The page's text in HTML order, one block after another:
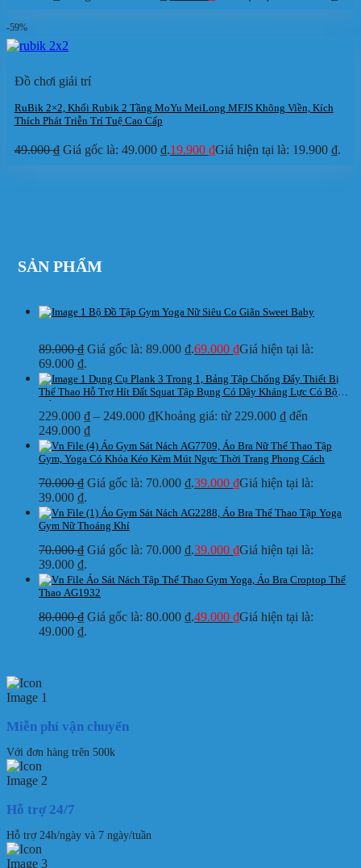
-59%
Đồ chơi giải trí
RuBik 2×2, Khối Rubik 2 Tầng MoYu MeiLong MFJS Không Viền, Kích
Thích Phát Triễn Trí Tuệ Cao Cấp
49.000₫ Giá gốc là: 49.000 ₫.19.900 ₫Giá hiện tại là: 19.900 ₫.
SẢN PHẨM
Bộ Đồ Tập Gym Yoga Nữ Siêu Co Giãn Sweet Baby
89.000₫ Giá gốc là: 89.000 ₫.69.000 ₫Giá hiện tại là:
69.000 ₫.
Dụng Cụ Plank 3 Trong 1, Bảng Tập Chống Đẩy Thiết Bị
Thể Thao Hỗ Trợ Hít Đất Squat Tập Bụng Có Dây Kháng Lực Có Bộ
Đếm
229.000 ₫ – 249.000 ₫Khoảng giá: từ 229.000 ₫ đến
249.000 ₫
Áo Gym Sát Nách AG7709, Áo Bra Nữ Thể Thao Tập
Gym, Yoga Có Khóa Kéo Kèm Mút Ngực Thời Trang Phong Cách
70.000₫ Giá gốc là: 70.000 ₫.39.000 ₫Giá hiện tại là:
39.000 ₫.
Áo Gym Sát Nách AG2288, Áo Bra Thể Thao Tập Yoga
Gym Nữ Thoáng Khí
70.000₫ Giá gốc là: 70.000 ₫.39.000 ₫Giá hiện tại là:
39.000 ₫.
Áo Sát Nách Tập Thể Thao Gym Yoga, Áo Bra Croptop Thể
Thao AG1932
80.000₫ Giá gốc là: 80.000 ₫.49.000 ₫Giá hiện tại là:
49.000 ₫.
Miễn phí vận chuyển
Với đơn hàng trên 500k
Hỗ trợ 24/7
Hỗ trợ 24h/ngày và 7 ngày/tuần